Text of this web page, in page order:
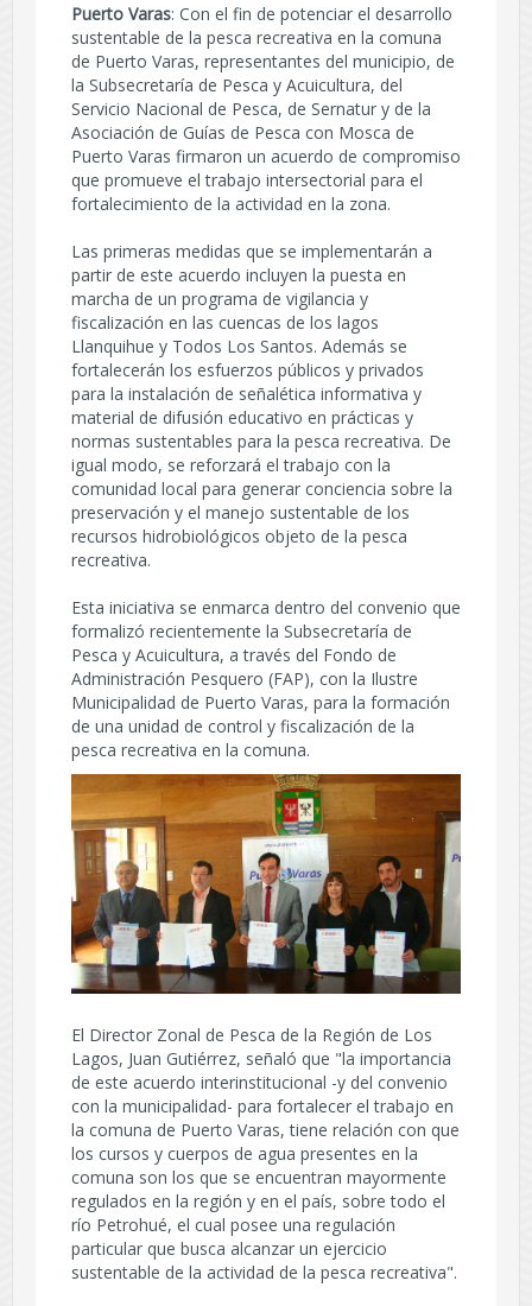
Puerto Varas: Con el fin de potenciar el desarrollo
sustentable de la pesca recreativa en la comuna
de Puerto Varas, representantes del municipio, de
la Subsecretaría de Pesca y Acuicultura, del
Servicio Nacional de Pesca, de Sernatur y de la
Asociación de Guías de Pesca con Mosca de
Puerto Varas firmaron un acuerdo de compromiso
que promueve el trabajo intersectorial para el
fortalecimiento de la actividad en la zona.
Las primeras medidas que se implementarán a
partir de este acuerdo incluyen la puesta en
marcha de un programa de vigilancia y
fiscalización en las cuencas de los lagos
Llanquihue y Todos Los Santos. Además se
fortalecerán los esfuerzos públicos y privados
para la instalación de señalética informativa y
material de difusión educativo en prácticas y
normas sustentables para la pesca recreativa. De
igual modo, se reforzará el trabajo con la
comunidad local para generar conciencia sobre la
preservación y el manejo sustentable de los
recursos hidrobiológicos objeto de la pesca
recreativa.
Esta iniciativa se enmarca dentro del convenio que
formalizó recientemente la Subsecretaría de
Pesca y Acuicultura, a través del Fondo de
Administración Pesquero (FAP), con la Ilustre
Municipalidad de Puerto Varas, para la formación
de una unidad de control y fiscalización de la
pesca recreativa en la comuna.
El Director Zonal de Pesca de la Región de Los
Lagos, Juan Gutiérrez, señaló que "la importancia
de este acuerdo interinstitucional -y del convenio
con la municipalidad- para fortalecer el trabajo en
la comuna de Puerto Varas, tiene relación con que
los cursos y cuerpos de agua presentes en la
comuna son los que se encuentran mayormente
regulados en la región y en el país, sobre todo el
río Petrohué, el cual posee una regulación
particular que busca alcanzar un ejercicio
sustentable de la actividad de la pesca recreativa".